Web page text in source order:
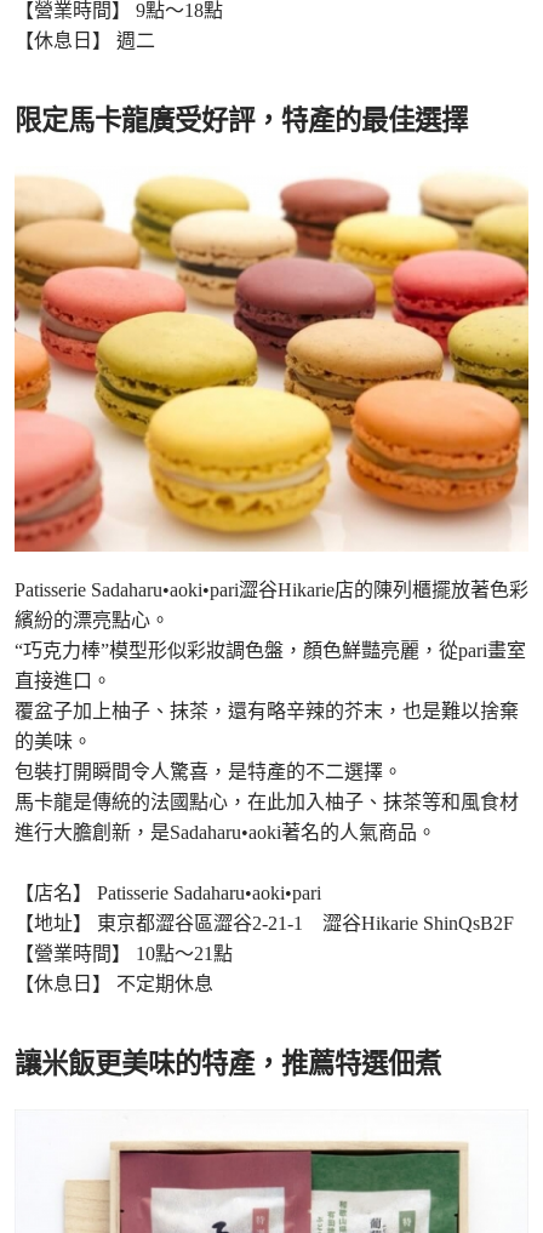
【營業時間】 9點～18點
【休息日】 週二
限定馬卡龍廣受好評，特產的最佳選擇
Patisserie Sadaharu•aoki•pari澀谷Hikarie店的陳列櫃擺放著色彩
繽紛的漂亮點心。
“巧克力棒”模型形似彩妝調色盤，顏色鮮豔亮麗，從pari畫室
直接進口。
覆盆子加上柚子、抹茶，還有略辛辣的芥末，也是難以捨棄
的美味。
包裝打開瞬間令人驚喜，是特產的不二選擇。
馬卡龍是傳統的法國點心，在此加入柚子、抹茶等和風食材
進行大膽創新，是Sadaharu•aoki著名的人氣商品。
【店名】 Patisserie Sadaharu•aoki•pari
【地址】 東京都澀谷區澀谷2-21-1 澀谷Hikarie ShinQsB2F
【營業時間】 10點〜21點
【休息日】 不定期休息
讓米飯更美味的特產，推薦特選佃煮